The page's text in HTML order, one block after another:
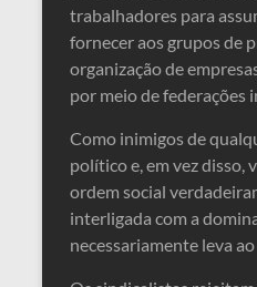
trabalhadores para
fornecer aos grupos de
organização de
por meio de federações
Como inimigos de
político e, em vez disso,
ordem social
interligada com a
necessariamente leva